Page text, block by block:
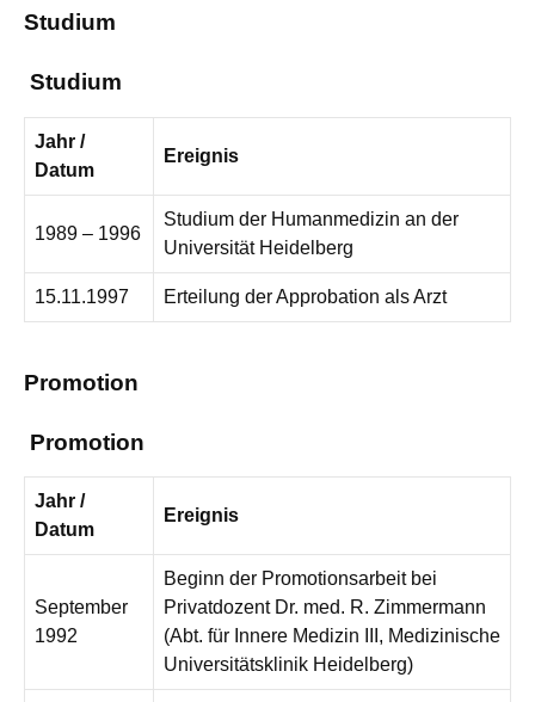
Studium
Studium
Jahr /
Datum
Ereignis
1989 – 1996
Studium der Humanmedizin an der
Universität Heidelberg
15.11.1997 Erteilung der Approbation als Arzt
Promotion
Promotion
Jahr /
Datum
Ereignis
September
1992
Beginn der Promotionsarbeit bei
Privatdozent Dr. med. R. Zimmermann
(Abt. für Innere Medizin III, Medizinische
Universitätsklinik Heidelberg)